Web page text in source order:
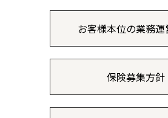
お客様本位の業務
保険募集方針